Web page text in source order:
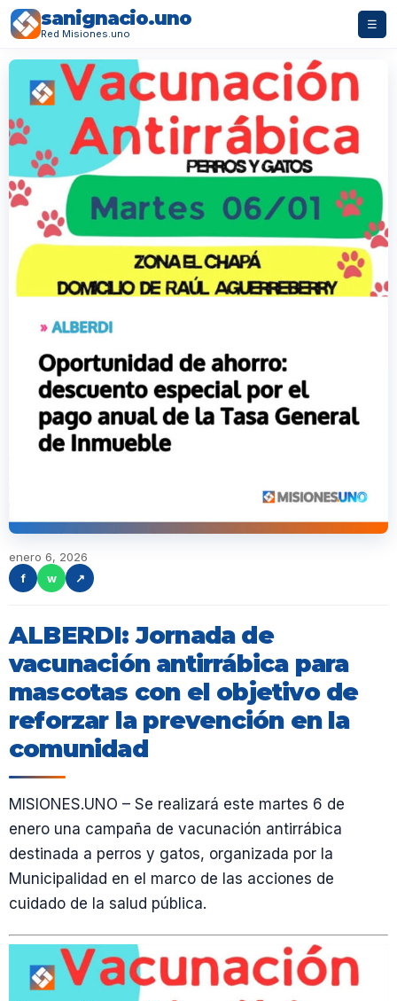
sanignacio.uno
Red Misiones.uno
☰
enero 6, 2026
f
w ↗
ALBERDI: Jornada de
vacunación antirrábica para
mascotas con el objetivo de
reforzar la prevención en la
comunidad
MISIONES.UNO – Se realizará este martes 6 de
enero una campaña de vacunación antirrábica
destinada a perros y gatos, organizada por la
Municipalidad en el marco de las acciones de
cuidado de la salud pública.